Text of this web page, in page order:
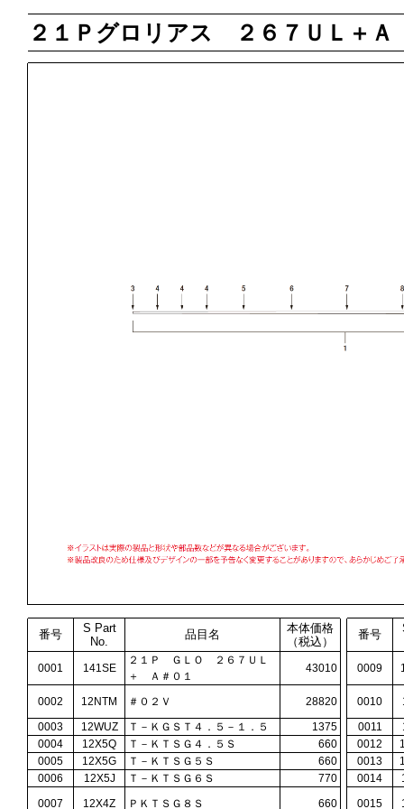
２１Ｐグロリアス ２６７ＵＬ＋Ａ
番号
S Part
No.
品目名
本体価格
（税込）
番号
0001 141SE
２１Ｐ ＧＬＯ ２６７ＵＬ
＋ Ａ＃０１
43010 0009
0002 12NTM ＃０２Ｖ 28820 0010
0003
12WUZ Ｔ－ＫＧＳＴ４．５－１．５ 1375 0011
0004
12X5Q Ｔ－ＫＴＳＧ４．５Ｓ 660 0012
0005
12X5G Ｔ－ＫＴＳＧ５Ｓ 660 0013
0006
12X5J Ｔ－ＫＴＳＧ６Ｓ 770 0014
0007
12X4Z ＰＫＴＳＧ８Ｓ 660 0015